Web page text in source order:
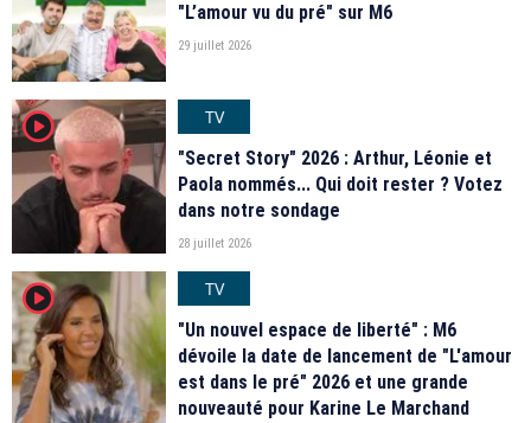
"L’amour vu du pré" sur M6
29 juillet 2026
player2
TV
"Secret Story" 2026 : Arthur, Léonie et
Paola nommés... Qui doit rester ? Votez
dans notre sondage
28 juillet 2026
player2
TV
"Un nouvel espace de liberté" : M6
dévoile la date de lancement de "L'amour
est dans le pré" 2026 et une grande
nouveauté pour Karine Le Marchand